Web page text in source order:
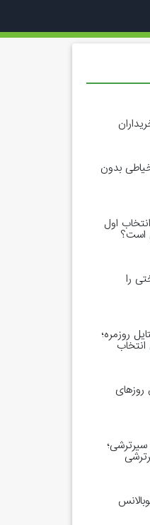
بدون
اول
است؟
را
روزمره؛
روزهای